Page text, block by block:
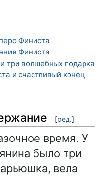
Финиста
Финиста
три волшебных подарка
и счастливый конец
[ред.]
время. У
было три
вела